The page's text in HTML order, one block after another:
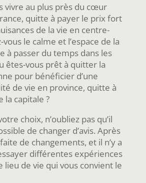
vivre au plus près du cœur
quitte à payer le prix fort
de la vie en centre-
le calme et l’espace de la
à passer du temps dans les
êtes-vous prêt à quitter la
pour bénéficier d’une
de vie en province, quitte à
la capitale ?
choix, n’oubliez pas qu’il
de changer d’avis. Après
de changements, et il n’y a
différentes expériences
lieu de vie qui vous convient le